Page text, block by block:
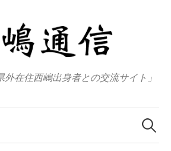
在住西嶋出身者との交流サイト」
索